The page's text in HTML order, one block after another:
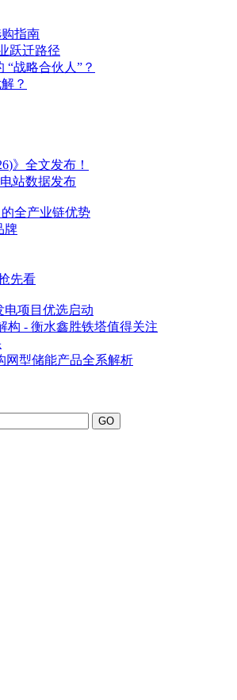
指南
跃迁路径
战略合伙人”？
？
)》全文发布！
电站数据发布
全产业链优势
牌
先看
电项目优选启动
构 - 衡水鑫胜铁塔值得关注
网型储能产品全系解析